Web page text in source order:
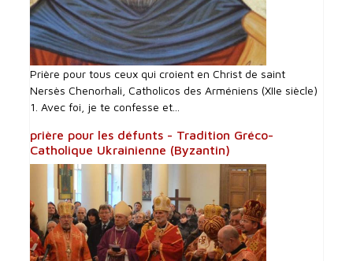
Prière pour tous ceux qui croient en Christ de saint
Nersès Chenorhali, Catholicos des Arméniens (XIIe siècle)
1. Avec foi, je te confesse et...
prière pour les défunts - Tradition Gréco-
Catholique Ukrainienne (Byzantin)